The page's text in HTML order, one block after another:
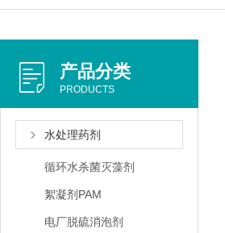
产品分类
PRODUCTS
水处理药剂
循环水杀菌灭藻剂
絮凝剂PAM
电厂脱硫消泡剂